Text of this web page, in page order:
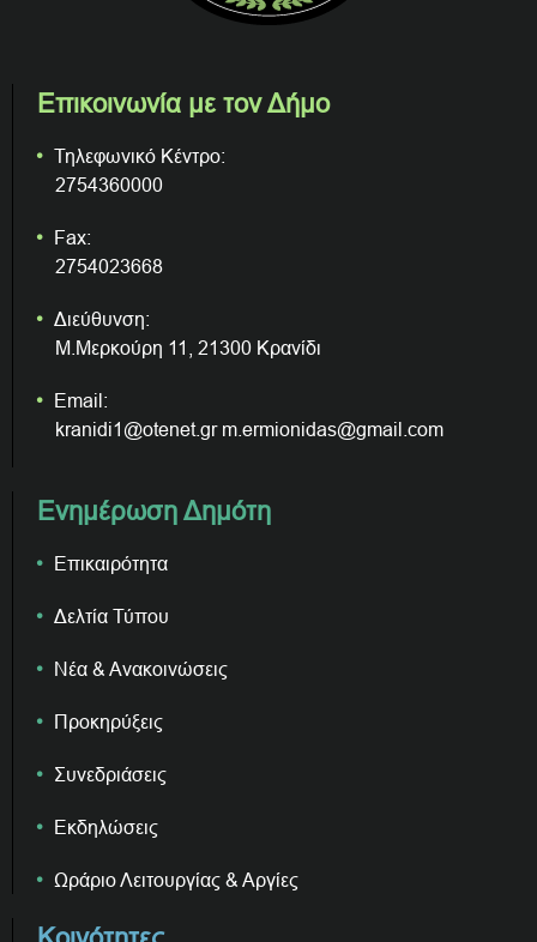
Επικοινωνία με τον Δήμο
Τηλεφωνικό Κέντρο:
2754360000
Fax:
2754023668
Διεύθυνση:
Μ.Μερκούρη 11, 21300 Κρανίδι
Email:
kranidi1@otenet.gr m.ermionidas@gmail.com
Ενημέρωση Δημότη
Επικαιρότητα
Δελτία Τύπου
Νέα & Ανακοινώσεις
Προκηρύξεις
Συνεδριάσεις
Εκδηλώσεις
Ωράριο Λειτουργίας & Αργίες